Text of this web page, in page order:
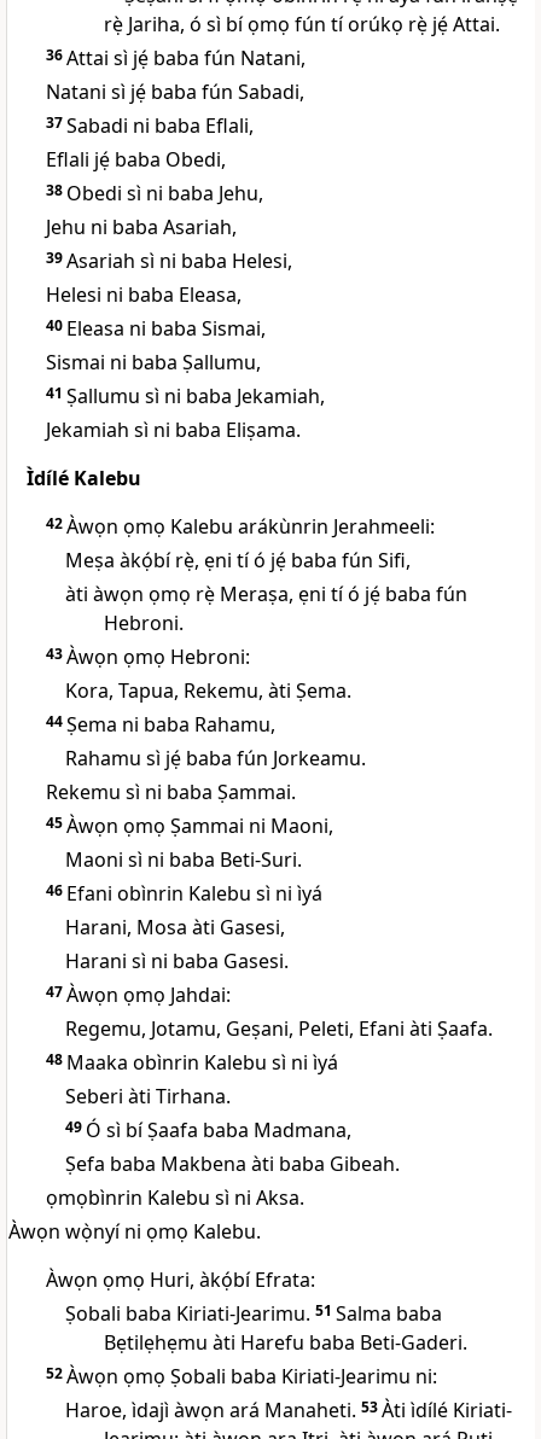
rẹ̀ Jariha, ó sì bí ọmọ fún tí orúkọ rẹ̀ jẹ́ Attai.
36Attai sì jẹ́ baba fún Natani,
Natani sì jẹ́ baba fún Sabadi,
37Sabadi ni baba Eflali,
Eflali jẹ́ baba Obedi,
38 Obedi sì ni baba Jehu,
Jehu ni baba Asariah,
39Asariah sì ni baba Helesi,
Helesi ni baba Eleasa,
40 Eleasa ni baba Sismai,
Sismai ni baba Ṣallumu,
41 Ṣallumu sì ni baba Jekamiah,
Jekamiah sì ni baba Eliṣama.
Ìdílé Kalebu
42Àwọn ọmọ Kalebu arákùnrin Jerahmeeli:
Meṣa àkọ́bí rẹ̀, ẹni tí ó jẹ́ baba fún Sifi,
àti àwọn ọmọ rẹ̀ Meraṣa, ẹni tí ó jẹ́ baba fún
Hebroni.
43Àwọn ọmọ Hebroni:
Kora, Tapua, Rekemu, àti Ṣema.
44Ṣema ni baba Rahamu,
Rahamu sì jẹ́ baba fún Jorkeamu.
Rekemu sì ni baba Ṣammai.
45Àwọn ọmọ Ṣammai ni Maoni,
Maoni sì ni baba Beti-Suri.
46 Efani obìnrin Kalebu sì ni ìyá
Harani, Mosa àti Gasesi,
Harani sì ni baba Gasesi.
47Àwọn ọmọ Jahdai:
Regemu, Jotamu, Geṣani, Peleti, Efani àti Ṣaafa.
48 Maaka obìnrin Kalebu sì ni ìyá
Seberi àti Tirhana.
49 Ó sì bí Ṣaafa baba Madmana,
Ṣefa baba Makbena àti baba Gibeah.
ọmọbìnrin Kalebu sì ni Aksa.
Àwọn wọ̀nyí ni ọmọ Kalebu.
Àwọn ọmọ Huri, àkọ́bí Efrata:
Ṣobali baba Kiriati-Jearimu. 51 Salma baba
Bẹtilẹhẹmu àti Harefu baba Beti-Gaderi.
52Àwọn ọmọ Ṣobali baba Kiriati-Jearimu ni:
Haroe, ìdajì àwọn ará Manaheti. 53Àti ìdílé Kiriati-